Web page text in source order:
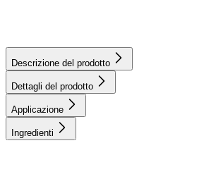
Descrizione del prodotto
Dettagli del prodotto
Applicazione
Ingredienti